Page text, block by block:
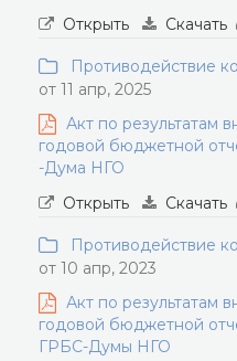
Открыть
Скачать
Противодействие
от 11 апр, 2025
Акт по результатам
годовой бюджетной
-Дума НГО
Открыть
Скачать
Противодействие
от 10 апр, 2023
Акт по результатам
годовой бюджетной
ГРБС-Думы НГО